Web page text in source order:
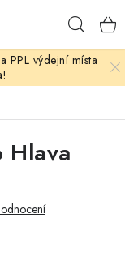
PPL výdejní místa
Hlava